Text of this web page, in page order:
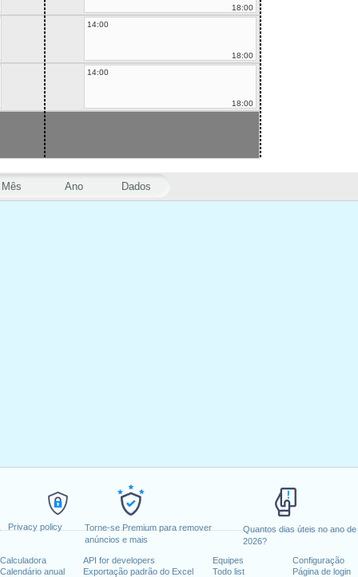
Privacy policy
Torne-se Premium para remover
anúncios e mais
Quantos dias úteis no ano de
2026?
Calculadora
Calendário anual
API for developers
Exportação padrão do Excel
Equipes
Todo list
Configuração
Página de login
Mês Ano Dados
18:00
14:00
18:00
14:00
18:00